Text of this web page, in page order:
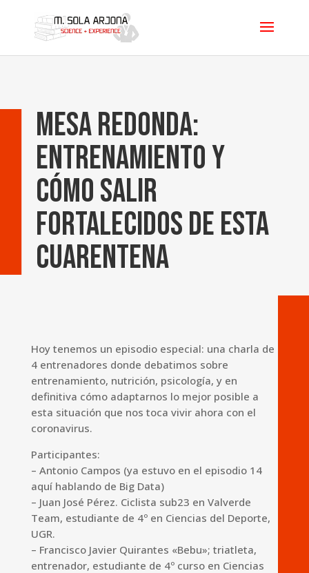
Mesa redonda:
entrenamiento y
cómo salir
fortalecidos de esta
cuarentena
Hoy tenemos un episodio especial: una charla de
4 entrenadores donde debatimos sobre
entrenamiento, nutrición, psicología, y en
definitiva cómo adaptarnos lo mejor posible a
esta situación que nos toca vivir ahora con el
coronavirus.
Participantes:
– Antonio Campos (ya estuvo en el episodio 14
aquí hablando de Big Data)
– Juan José Pérez. Ciclista sub23 en Valverde
Team, estudiante de 4º en Ciencias del Deporte,
UGR.
– Francisco Javier Quirantes «Bebu»; triatleta,
entrenador, estudiante de 4º curso en Ciencias